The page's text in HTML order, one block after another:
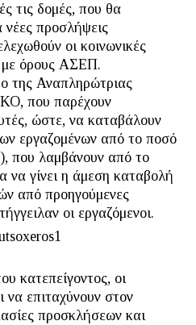
τις δομές, που θα
νέες προσλήψεις
οι κοινωνικές
με όρους ΑΣΕΠ.
της Αναπληρώτριας
που παρέχουν
ώστε, να καταβάλουν
εργαζομένων από το ποσό
που λαμβάνουν από το
να γίνει η άμεση καταβολή
από προηγούμενες
οι εργαζόμενοι.
κατεπείγοντος, οι
να επιταχύνουν στον
προσκλήσεων και